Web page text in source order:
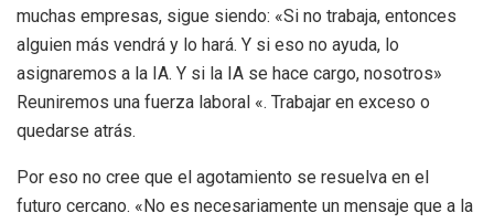
muchas empresas, sigue siendo: «Si no trabaja, entonces
alguien más vendrá y lo hará. Y si eso no ayuda, lo
asignaremos a la IA. Y si la IA se hace cargo, nosotros»
Reuniremos una fuerza laboral «. Trabajar en exceso o
quedarse atrás.
Por eso no cree que el agotamiento se resuelva en el
futuro cercano. «No es necesariamente un mensaje que a la